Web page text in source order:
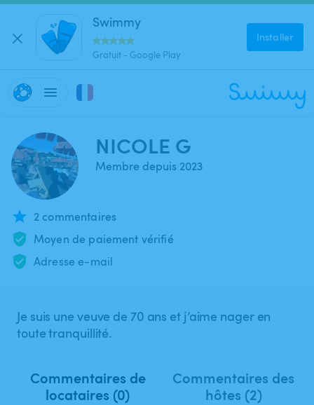
Swimmy
Gratuit - Google Play
Installer
NICOLE G
Membre depuis 2023
2 commentaires
Moyen de paiement vérifié
Adresse e-mail
Je suis une veuve de 70 ans et j’aime nager en
toute tranquillité.
Commentaires de
locataires (0)
Commentaires des
hôtes (2)